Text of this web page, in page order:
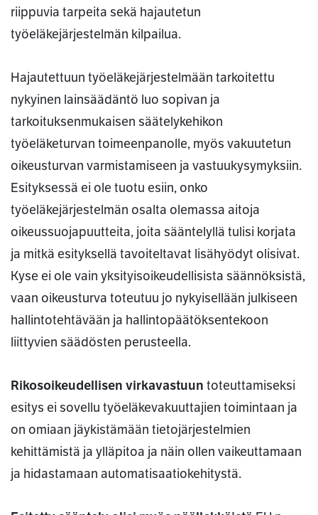
riippuvia tarpeita sekä hajautetun
työeläkejärjestelmän kilpailua.
Hajautettuun työeläkejärjestelmään tarkoitettu
nykyinen lainsäädäntö luo sopivan ja
tarkoituksenmukaisen säätelykehikon
työeläketurvan toimeenpanolle, myös vakuutetun
oikeusturvan varmistamiseen ja vastuukysymyksiin.
Esityksessä ei ole tuotu esiin, onko
työeläkejärjestelmän osalta olemassa aitoja
oikeussuojapuutteita, joita sääntelyllä tulisi korjata
ja mitkä esityksellä tavoiteltavat lisähyödyt olisivat.
Kyse ei ole vain yksityisoikeudellisista säännöksistä,
vaan oikeusturva toteutuu jo nykyisellään julkiseen
hallintotehtävään ja hallintopäätöksentekoon
liittyvien säädösten perusteella.
Rikosoikeudellisen virkavastuun toteuttamiseksi
esitys ei sovellu työeläkevakuuttajien toimintaan ja
on omiaan jäykistämään tietojärjestelmien
kehittämistä ja ylläpitoa ja näin ollen vaikeuttamaan
ja hidastamaan automatisaatiokehitystä.